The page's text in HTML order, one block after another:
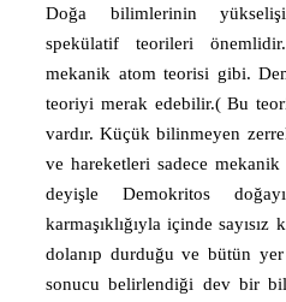
Doğa bilimlerinin
spekülatif teorileri
mekanik atom teorisi gibi.
teoriyi merak edebilir.( Bu
vardır. Küçük bilinmeyen
ve hareketleri sadece
deyişle Demokritos
karmaşıklığıyla içinde
dolanıp durduğu ve bütün
sonucu belirlendiği dev bir